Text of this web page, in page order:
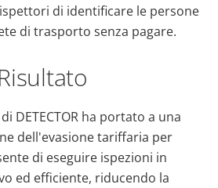
di identificare le persone
di trasporto senza pagare.
Risultato
DETECTOR ha portato a una
dell'evasione tariffaria per
di eseguire ispezioni in
ed efficiente, riducendo la